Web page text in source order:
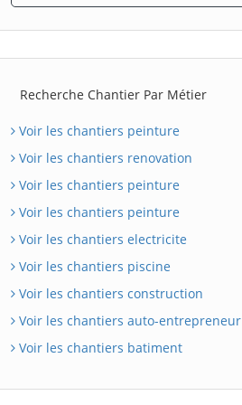
Recherche Chantier Par Métier
Voir les chantiers peinture
Voir les chantiers renovation
Voir les chantiers peinture
Voir les chantiers peinture
Voir les chantiers electricite
Voir les chantiers piscine
Voir les chantiers construction
Voir les chantiers auto-entrepreneur
Voir les chantiers batiment